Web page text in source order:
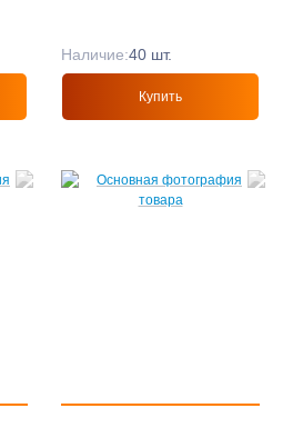
Наличие:40 шт.
Купить